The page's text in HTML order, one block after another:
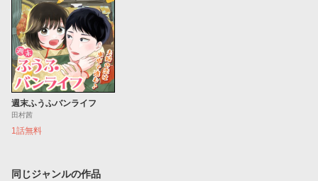
週末ふうふバンライフ
田村茜
1話無料
同じジャンルの作品